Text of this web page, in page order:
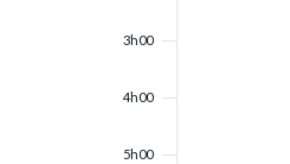
3h00
4h00
5h00